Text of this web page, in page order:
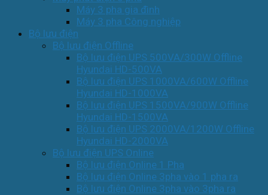
Máy 3 pha gia đình
Máy 3 pha Công nghiệp
Bộ lưu điện
Bộ lưu điện Offline
Bộ lưu điện UPS 500VA/300W Offline
Hyundai HD-500VA
Bộ lưu điện UPS 1000VA/600W Offline
Hyundai HD-1000VA
Bộ lưu điện UPS 1500VA/900W Offline
Hyundai HD-1500VA
Bộ lưu điện UPS 2000VA/1200W Offline
Hyundai HD-2000VA
Bộ lưu điện UPS Online
Bộ lưu điện Online 1 Pha
Bộ lưu điện Online 3pha vào 1 pha ra
Bộ lưu điện Online 3pha vào 3pha ra